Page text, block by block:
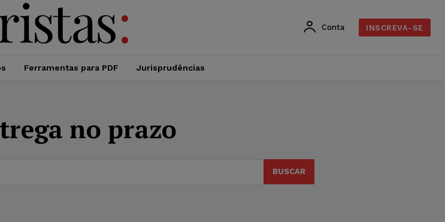
Conta INSCREVA-SE
Ferramentas para PDF Jurisprudências
no prazo
BUSCAR